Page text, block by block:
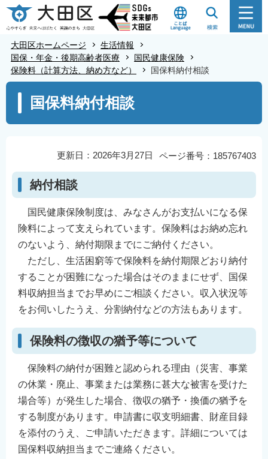
こ
の
の
頭
大田区ホームページ
生活情報
国保・年金・後期高齢者医療
国民健康保険
保険料（計算方法、納め方など）
国保料納付相談
こ
ら
国保料納付相談
ページ番号：185767403
更新日：2026年3月27日
納付相談
国民健康保険制度は、みなさんがお支払いになる保
険料によって支えられています。保険料はお納め忘れ
のないよう、納付期限までにご納付ください。
ただし、生活困窮等で保険料を納付期限どおり納付
することが困難になった場合はそのままにせず、国保
料収納担当までお早めにご相談ください。収入状況等
をお伺いしたうえ、分割納付などの方法もあります。
保険料の徴収の猶予等について
保険料の納付が困難と認められる理由（災害、事業
の休業・廃止、事業または業務に甚大な被害を受けた
場合等）が発生した場合、徴収の猶予・換価の猶予を
する制度があります。申請書に収支明細書、財産目録
を添付のうえ、ご申請いただきます。詳細については
国保料収納担当までご連絡ください。